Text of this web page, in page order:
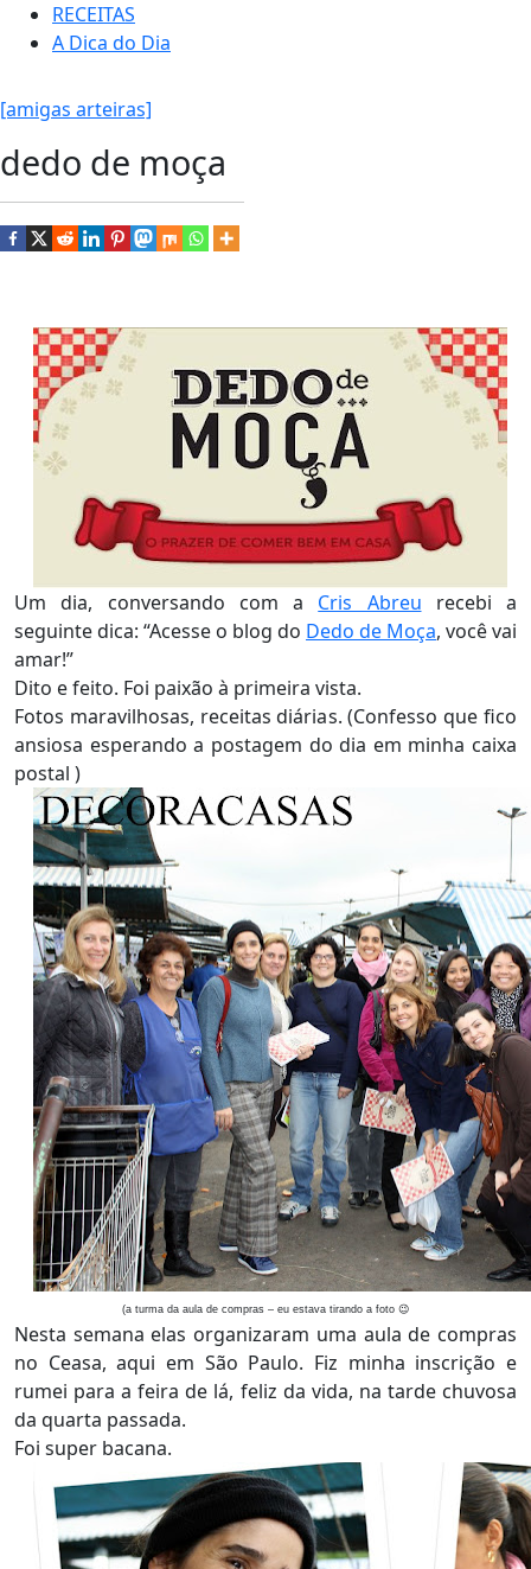
RECEITAS
A Dica do Dia
[amigas arteiras]
dedo de moça
Um dia, conversando com a Cris Abreu recebi a
seguinte dica: “Acesse o blog do Dedo de Moça, você vai
amar!”
Dito e feito. Foi paixão à primeira vista.
Fotos maravilhosas, receitas diárias. (Confesso que fico
ansiosa esperando a postagem do dia em minha caixa
postal )
(a turma da aula de compras – eu estava tirando a foto 😉
Nesta semana elas organizaram uma aula de compras
no Ceasa, aqui em São Paulo. Fiz minha inscrição e
rumei para a feira de lá, feliz da vida, na tarde chuvosa
da quarta passada.
Foi super bacana.